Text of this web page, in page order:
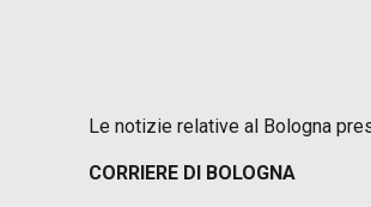
Le notizie relative al Bologna
CORRIERE DI BOLOGNA